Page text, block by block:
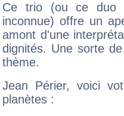
Ce trio (ou ce duo
inconnue) offre un
amont d'une
dignités. Une sorte
thème.
Jean Périer, voici
planètes :